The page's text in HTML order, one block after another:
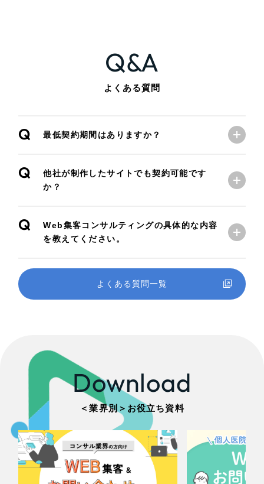
Q&A
よくある質問
最低契約期間はありますか？
Q
他社が制作したサイトでも契約可能です
か？
Q
Web集客コンサルティングの具体的な内容
を教えてください。
Q
よくある質問一覧
Download
＜業界別＞お役立ち資料